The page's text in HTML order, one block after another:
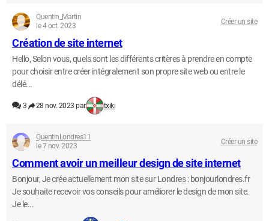
Quentin_Martin
le 4 oct. 2023
Créer un site
Création de site internet
Hello, Selon vous, quels sont les différents critères à prendre en compte
pour choisir entre créer intégralement son propre site web ou entre le
délé...
3 28 nov. 2023 par txiki
QuentinLondres11
le 7 nov. 2023
Créer un site
Comment avoir un meilleur design de site internet
Bonjour, Je crée actuellement mon site sur Londres : bonjourlondres.fr
Je souhaite recevoir vos conseils pour améliorer le design de mon site.
Je le...